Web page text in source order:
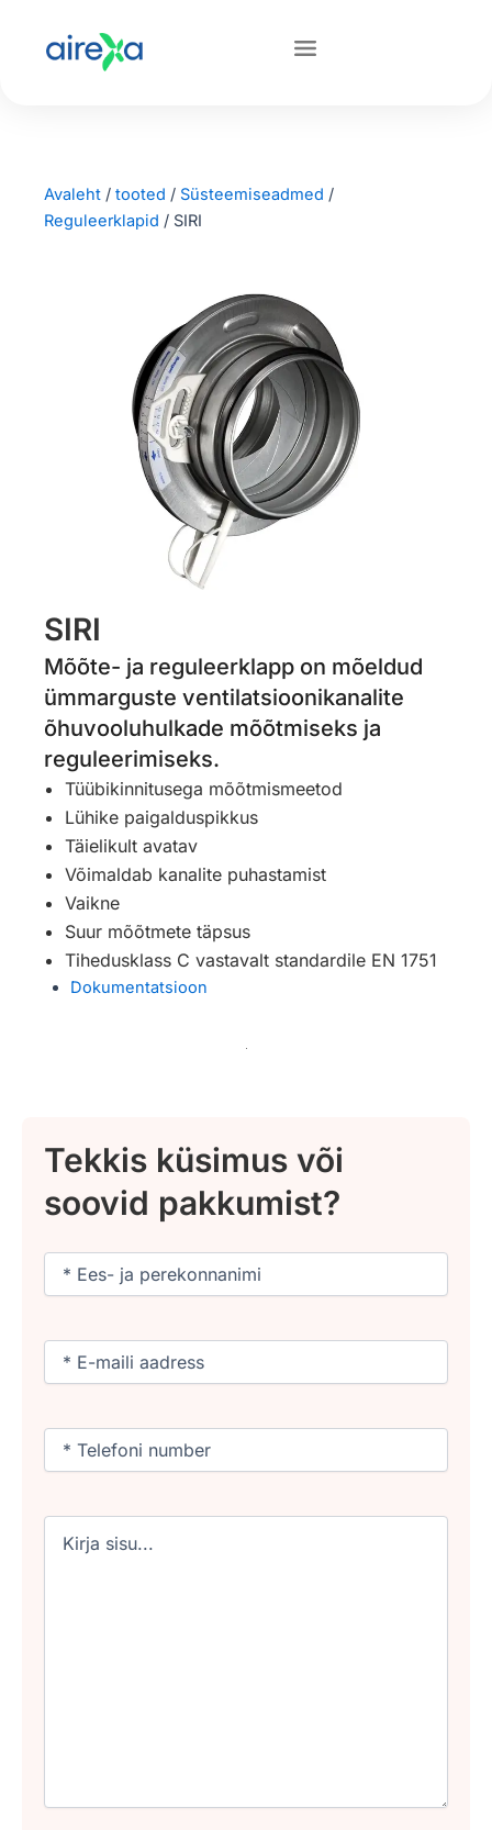
Avaleht / tooted / Süsteemiseadmed /
Reguleerklapid / SIRI
SIRI
Mõõte- ja reguleerklapp on mõeldud
ümmarguste ventilatsioonikanalite
õhuvooluhulkade mõõtmiseks ja
reguleerimiseks.
Tüübikinnitusega mõõtmismeetod
Lühike paigalduspikkus
Täielikult avatav
Võimaldab kanalite puhastamist
Vaikne
Suur mõõtmete täpsus
Tihedusklass C vastavalt standardile EN 1751
Dokumentatsioon
Tekkis küsimus või
soovid pakkumist?
Nimi
Email
Phone
Untitled